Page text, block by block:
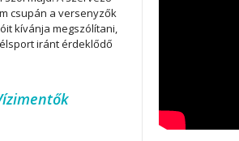
csupán a versenyzők
kívánja megszólítani,
iránt érdeklődő